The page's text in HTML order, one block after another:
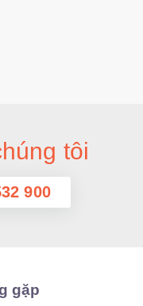
tôi
900
gặp